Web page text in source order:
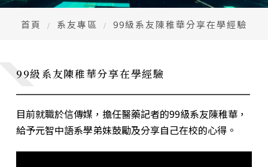
99級系友陳稚華分享在學經驗
畢業製作 元智文學獎 專案實習
目前就職於信傳媒，擔任醫藥記者的99級系友陳稚華，